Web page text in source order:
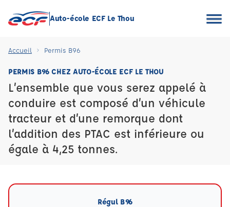
Auto-école ECF Le Thou
Accueil Permis B96
PERMIS B96 CHEZ AUTO-ÉCOLE ECF LE THOU
L’ensemble que vous serez appelé à
conduire est composé d’un véhicule
tracteur et d’une remorque dont
l’addition des PTAC est inférieure ou
égale à 4,25 tonnes.
Régul B96